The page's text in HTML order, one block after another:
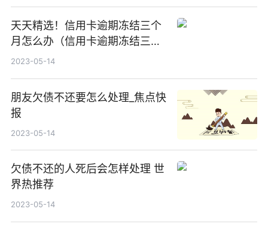
天天精选！信用卡逾期冻结三个
月怎么办（信用卡逾期冻结三个
月）
2023-05-14
朋友欠债不还要怎么处理_焦点快
报
2023-05-14
欠债不还的人死后会怎样处理 世
界热推荐
2023-05-14